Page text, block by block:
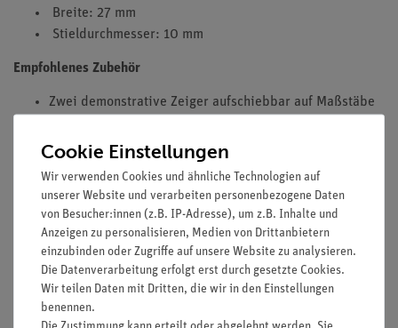
Breite: 27 mm
Stieldurchmesser: 10 mm
Empfohlenes Zubehör
Zwei demonstrative Zeiger aufschiebbar auf Maßstäbe
Zubehör
Cookie Einstellungen
Wir verwenden Cookies und ähnliche Technologien auf
unserer Website und verarbeiten personenbezogene Daten
von Besucher:innen (z.B. IP-Adresse), um z.B. Inhalte und
Anzeigen zu personalisieren, Medien von Drittanbietern
einzubinden oder Zugriffe auf unsere Website zu analysieren.
Die Datenverarbeitung erfolgt erst durch gesetzte Cookies.
Wir teilen Daten mit Dritten, die wir in den Einstellungen
benennen.